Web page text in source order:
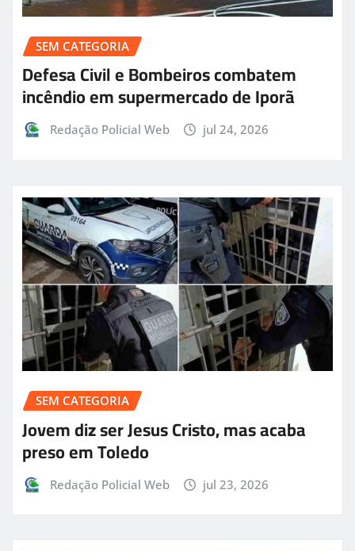
SEM CATEGORIA
Defesa Civil e Bombeiros combatem
incêndio em supermercado de Iporã
Redação Policial Web jul 24, 2026
SEM CATEGORIA
Jovem diz ser Jesus Cristo, mas acaba
preso em Toledo
Redação Policial Web jul 23, 2026